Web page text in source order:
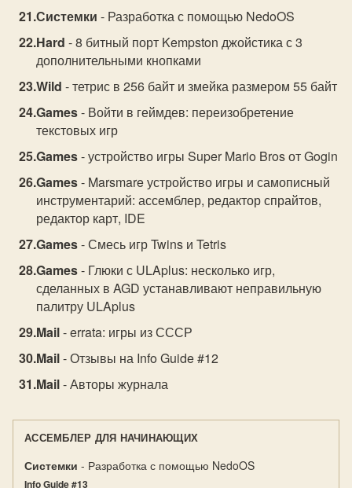
Системки - Разработка с помощью NedoOS
Hard - 8 битный порт Kempston джойстика с 3
дополнительными кнопками
Wild - тетрис в 256 байт и змейка размером 55 байт
Games- Войти в геймдев: переизобретение
текстовых игр
Games- устройство игры Super Mario Bros от Gogin
Games- Marsmare устройство игры и самописный
инструментарий: ассемблер, редактор спрайтов,
редактор карт, IDE
Games- Смесь игр Twins и Tetris
Games- Глюки с ULAplus: несколько игр,
сделанных в AGD устанавливают неправильную
палитру ULAplus
Mail- errata: игры из СССР
Mail- Отзывы на Info Guide #12
Mail- Авторы журнала
АССЕМБЛЕР ДЛЯ НАЧИНАЮЩИХ
Системки - Разработка с помощью NedoOS
Info Guide #13